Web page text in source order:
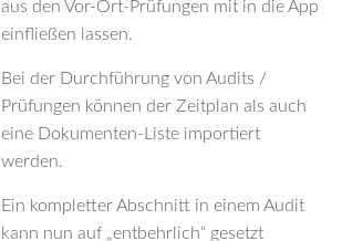
aus den Vor-Ort-Prüfungen mit in die App
einfließen lassen.
Bei der Durchführung von Audits /
Prüfungen können der Zeitplan als auch
eine Dokumenten-Liste importiert
werden.
Ein kompletter Abschnitt in einem Audit
kann nun auf „entbehrlich“ gesetzt